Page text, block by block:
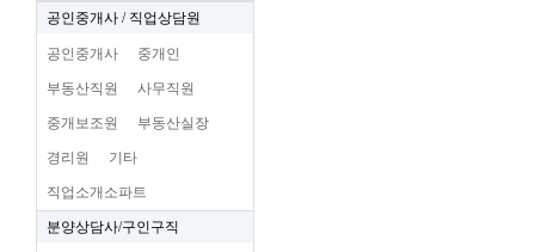
공인중개사 / 직업상담원
공인중개사 중개인
부동산직원 사무직원
중개보조원 부동산실장
경리원 기타
직업소개소파트
분양상담사/구인구직